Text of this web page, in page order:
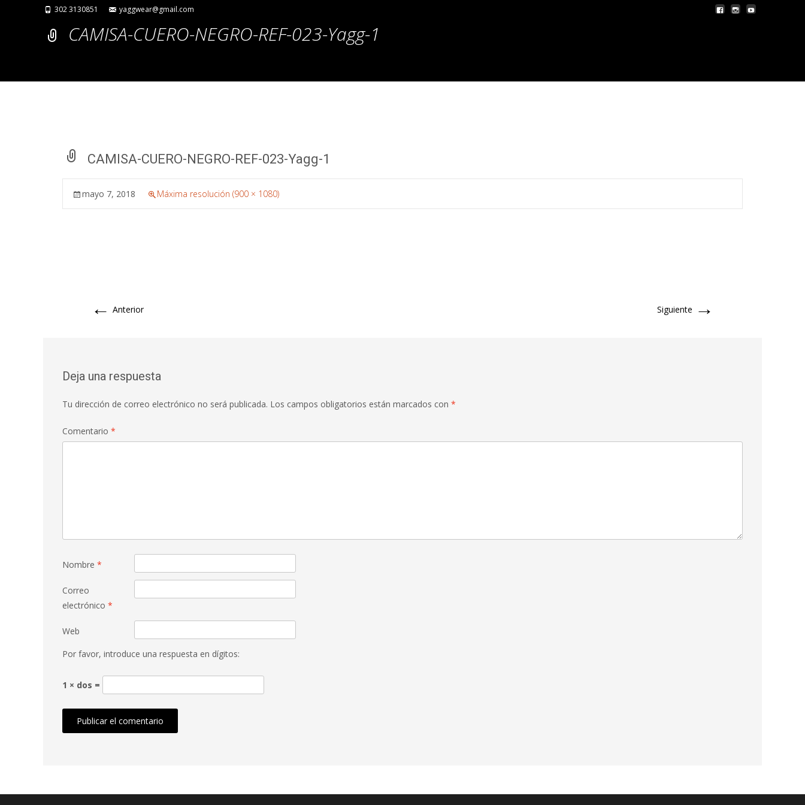
302 3130851 yaggwear@gmail.com
CAMISA-CUERO-NEGRO-REF-023-Yagg-1
CAMISA-CUERO-NEGRO-REF-023-Yagg-1
mayo 7, 2018 Máxima resolución (900 × 1080)
← Anterior Siguiente →
Deja una respuesta
Tu dirección de correo electrónico no será publicada. Los campos obligatorios están marcados con *
Comentario *
Nombre *
Correo
electrónico *
Web
Por favor, introduce una respuesta en dígitos:
1 × dos =